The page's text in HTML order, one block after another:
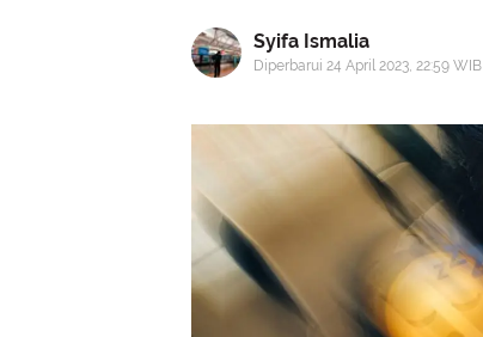
Syifa Ismalia
Diperbarui 24 April 2023, 22:59 WIB